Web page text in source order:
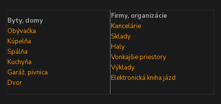
Byty, domy
Obývačka
Kúpelňa
Spálňa
Kuchyňa
Garáž, pivnica
Dvor
Firmy, organizácie
Kancelárie
Sklady
Haly
Vonkajšie priestory
Výklady
Elektronická kniha jázd